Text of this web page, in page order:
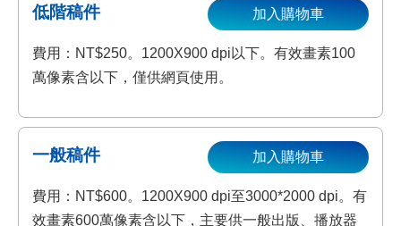
低階稿件
費用：NT$250。1200X900 dpi以下。有效畫素100
萬像素含以下，僅供網頁使用。
加入購物車
一般稿件
費用：NT$600。1200X900 dpi至3000*2000 dpi。有
效畫素600萬像素含以下，主要供一般出版、播放器
加入購物車